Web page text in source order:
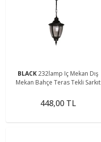
BLACK232lamp Iç Mekan Dış
Mekan Bahçe Teras Tekli Sarkıt
448,00 TL